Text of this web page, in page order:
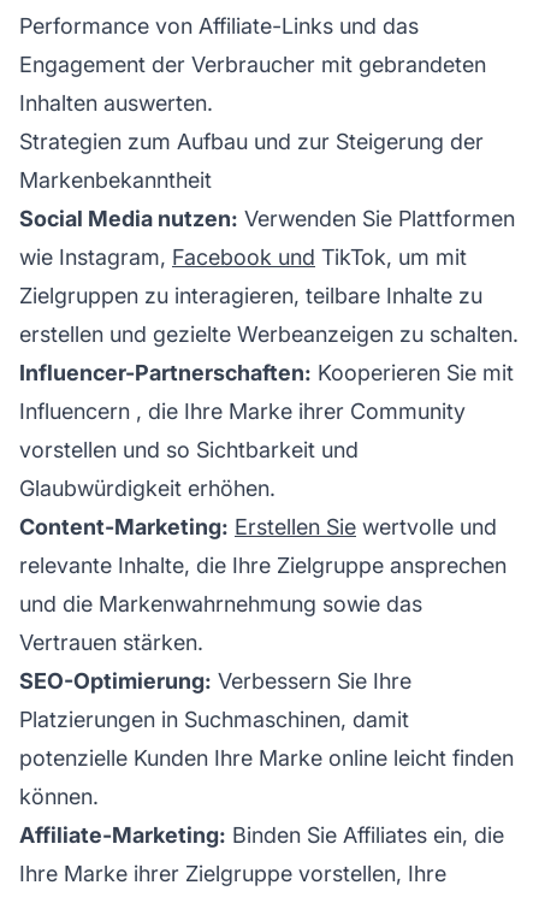
Performance von Affiliate-Links und das
Engagement der Verbraucher mit gebrandeten
Inhalten auswerten.
Strategien zum Aufbau und zur Steigerung der
Markenbekanntheit
Social Media nutzen: Verwenden Sie Plattformen
wie Instagram, Facebook und TikTok, um mit
Zielgruppen zu interagieren, teilbare Inhalte zu
erstellen und gezielte Werbeanzeigen zu schalten.
Influencer-Partnerschaften: Kooperieren Sie mit
Influencern , die Ihre Marke ihrer Community
vorstellen und so Sichtbarkeit und
Glaubwürdigkeit erhöhen.
Content-Marketing: Erstellen Sie wertvolle und
relevante Inhalte, die Ihre Zielgruppe ansprechen
und die Markenwahrnehmung sowie das
Vertrauen stärken.
SEO-Optimierung: Verbessern Sie Ihre
Platzierungen in Suchmaschinen, damit
potenzielle Kunden Ihre Marke online leicht finden
können.
Affiliate-Marketing: Binden Sie Affiliates ein, die
Ihre Marke ihrer Zielgruppe vorstellen, Ihre